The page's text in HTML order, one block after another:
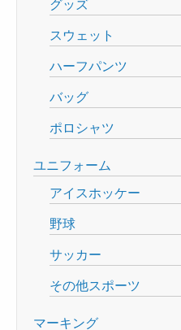
グッズ
スウェット
ハーフパンツ
バッグ
ポロシャツ
ユニフォーム
アイスホッケー
野球
サッカー
その他スポーツ
マーキング